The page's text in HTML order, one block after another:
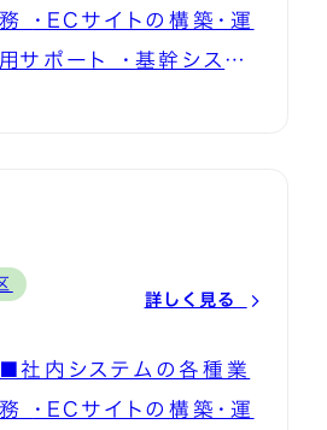
の勤務経験がない方も安
心して業務に従事できる
務 ・ECサイトの構築・運
用サポート ・基幹システ
ート、運用 ・社内および
ンフラの構築と運用・保
守、改善 ・物理サーバ、仮
詳しく見る
■社内システムの各種業
務 ・ECサイトの構築・運